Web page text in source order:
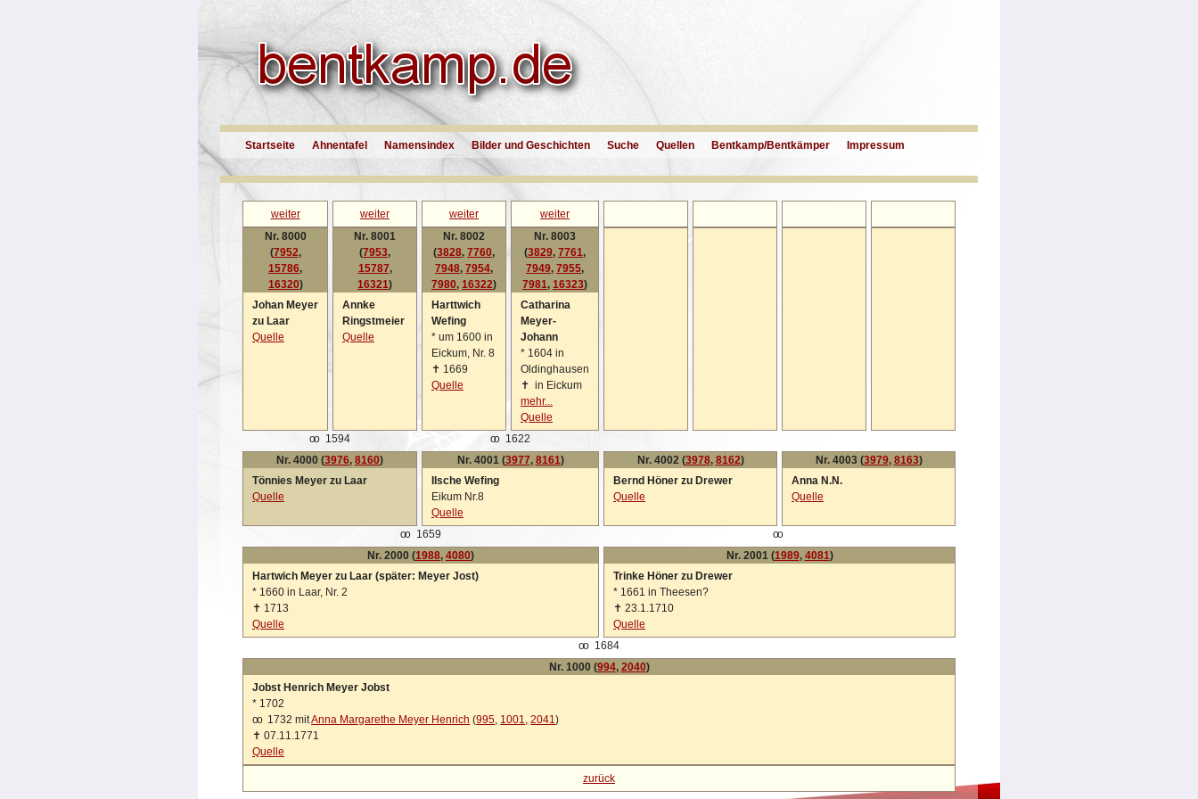
Startseite Ahnentafel Namensindex Bilder und Geschichten Suche Quellen Bentkamp/Bentkämper Impressum
weiter weiter weiter
weiter
Nr. 8000
(7952,
15786,
16320)
Johan Meyer
zu Laar
Quelle
Nr. 8001
(7953,
15787,
16321)
Annke
Ringstmeier
Quelle
Nr. 8002
(3828, 7760,
7948, 7954,
7980, 16322)
Harttwich
Wefing
* um 1600 in
Eickum, Nr. 8
✝ 1669
Quelle
Nr. 8003
(3829, 7761,
7949, 7955,
7981, 16323)
Catharina
Meyer-
Johann
* 1604 in
Oldinghausen
✝ in Eickum
mehr...
Quelle
oo
1594 oo
1622
Nr. 4000 (3976, 8160)
Tönnies Meyer zu Laar
Quelle
Nr. 4001 (3977, 8161)
Ilsche Wefing
Eikum Nr.8
Quelle
Nr. 4002 (3978, 8162)
Bernd Höner zu Drewer
Quelle
Nr. 4003 (3979, 8163)
Anna N.N.
Quelle
oo 1659
oo
Nr. 2000 (1988, 4080)
Hartwich Meyer zu Laar (später: Meyer Jost)
* 1660 in Laar, Nr. 2
✝ 1713
Quelle
Nr. 2001 (1989, 4081)
Trinke Höner zu Drewer
* 1661 in Theesen?
✝ 23.1.1710
Quelle
oo
1684
Nr. 1000 (994, 2040)
Jobst Henrich Meyer Jobst
* 1702
oo
1732 mitAnna Margarethe Meyer Henrich (995, 1001,2041)
✝ 07.11.1771
Quelle
zurück